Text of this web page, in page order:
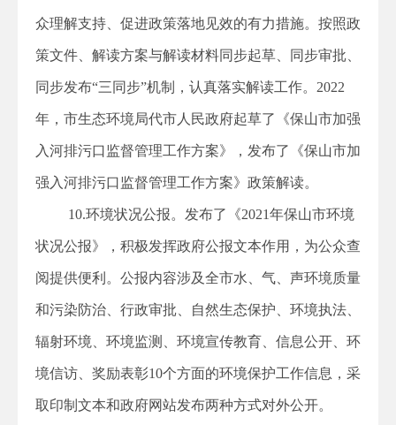
众理解支持、促进政策落地见效的有力措施。按照政
策文件、解读方案与解读材料同步起草、同步审批、
同步发布“三同步”机制，认真落实解读工作。2022
年，市生态环境局代市人民政府起草了《保山市加强
入河排污口监督管理工作方案》，发布了《保山市加
强入河排污口监督管理工作方案》政策解读。
10.环境状况公报。发布了《2021年保山市环境
状况公报》，积极发挥政府公报文本作用，为公众查
阅提供便利。公报内容涉及全市水、气、声环境质量
和污染防治、行政审批、自然生态保护、环境执法、
辐射环境、环境监测、环境宣传教育、信息公开、环
境信访、奖励表彰10个方面的环境保护工作信息，采
取印制文本和政府网站发布两种方式对外公开。